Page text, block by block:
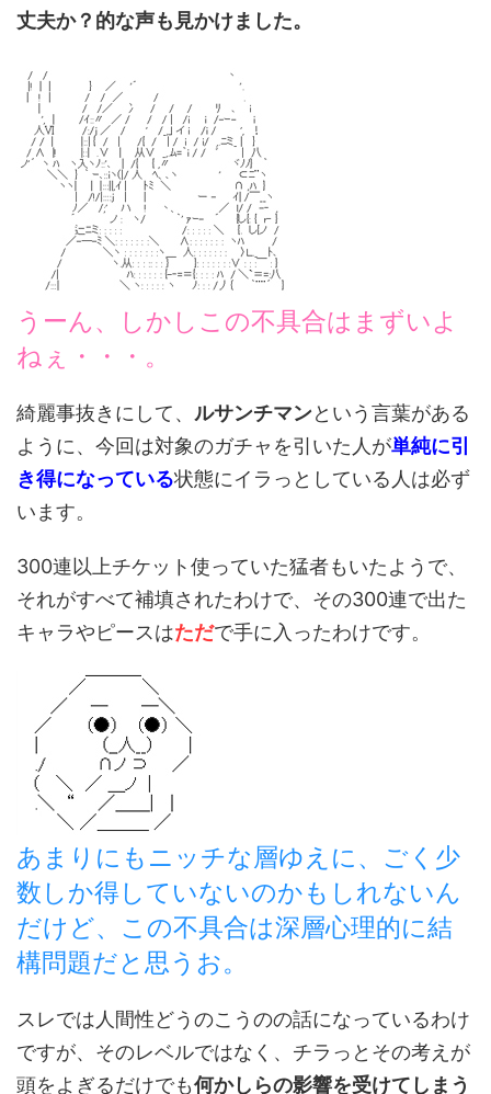
丈夫か？的な声も見かけました。
うーん、しかしこの不具合はまずいよ
ねぇ・・・。
綺麗事抜きにして、 ルサンチマンという言葉がある
ように、今回は対象のガチャを引いた人が単純に引
き得になっている状態にイラっとしている人は必ず
います。
300連以上チケット使っていた猛者もいたようで、
それがすべて補填されたわけで、その300連で出た
キャラやピースはただで手に入ったわけです。
あまりにもニッチな層ゆえに、ごく少
数しか得していないのかもしれないん
だけど、この不具合は深層心理的に結
構問題だと思うお。
スレでは人間性どうのこうのの話になっているわけ
ですが、そのレベルではなく、チラっとその考えが
頭をよぎるだけでも何かしらの影響を受けてしまう